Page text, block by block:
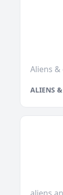
Aliens
ALIENS